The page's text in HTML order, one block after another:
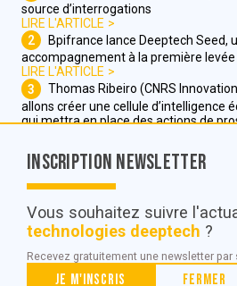
source d’interrogations
LIRE L'ARTICLE
2
Bpifrance lance Deeptech Seed,
accompagnement à la première
LIRE L'ARTICLE
3
Thomas Ribeiro (CNRS
allons créer une cellule d’intelligence
qui mettra en place des actions de
© POC Media 2026
Tous droits
Qui sommes
Inscription Newsletter
Vous souhaitez suivre
technologies deeptech ?
Recevez gratuitement une newsletter par
Je m'inscris Fermer